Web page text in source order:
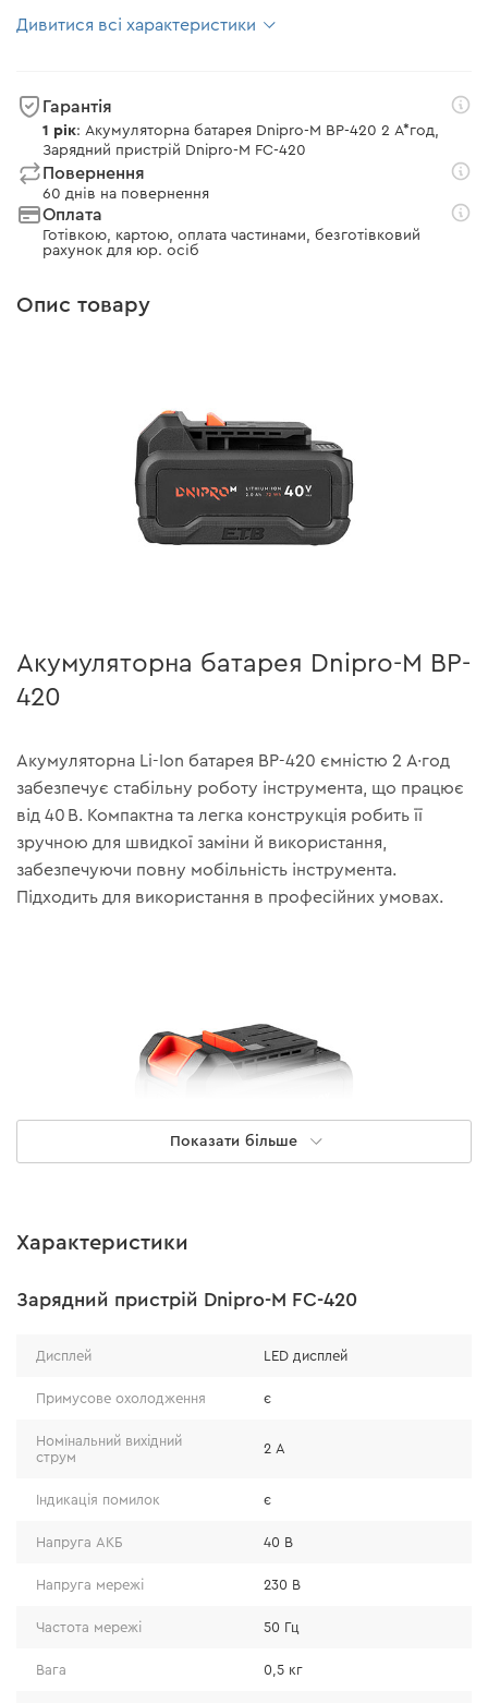
Дивитися всі характеристики
Гарантія
1 рік: Акумуляторна батарея Dnipro-M BP-420 2 А*год,
Зарядний пристрій Dnipro-M FC-420
Повернення
60 днів на повернення
Оплата
Готівкою, картою, оплата частинами, безготівковий
рахунок для юр. осіб
Опис товару
Акумуляторна батарея Dnipro-M BP-
420
Акумуляторна Li-Ion батарея BP-420 ємністю 2 А·год
забезпечує стабільну роботу інструмента, що працює
від 40 В. Компактна та легка конструкція робить її
зручною для швидкої заміни й використання,
забезпечуючи повну мобільність інструмента.
Підходить для використання в професійних умовах.
Виготовлена на основі літій-іонних (Li-Ion) елементів,
тривалий термін служби та стабільну напругу під час
малою вагою, відсутністю ефекту пам’яті та швидким
професійного використання.
Показати більше
Характеристики
Зарядний пристрій Dnipro-M FC-420
Дисплей LED дисплей
Примусове охолодження є
Номінальний вихідний
струм
2 А
Індикація помилок є
Напруга АКБ 40 В
Напруга мережі 230 В
Частота мережі 50 Гц
Вага 0,5 кг